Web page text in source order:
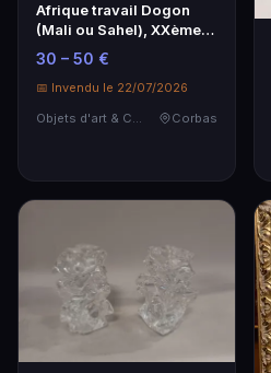
Afrique travail Dogon
(Mali ou Sahel), XXème
siècle Un bronz…
30 – 50 €
📅 Invendu le 22/07/2026
Objets d'art & Curiosités
Corbas